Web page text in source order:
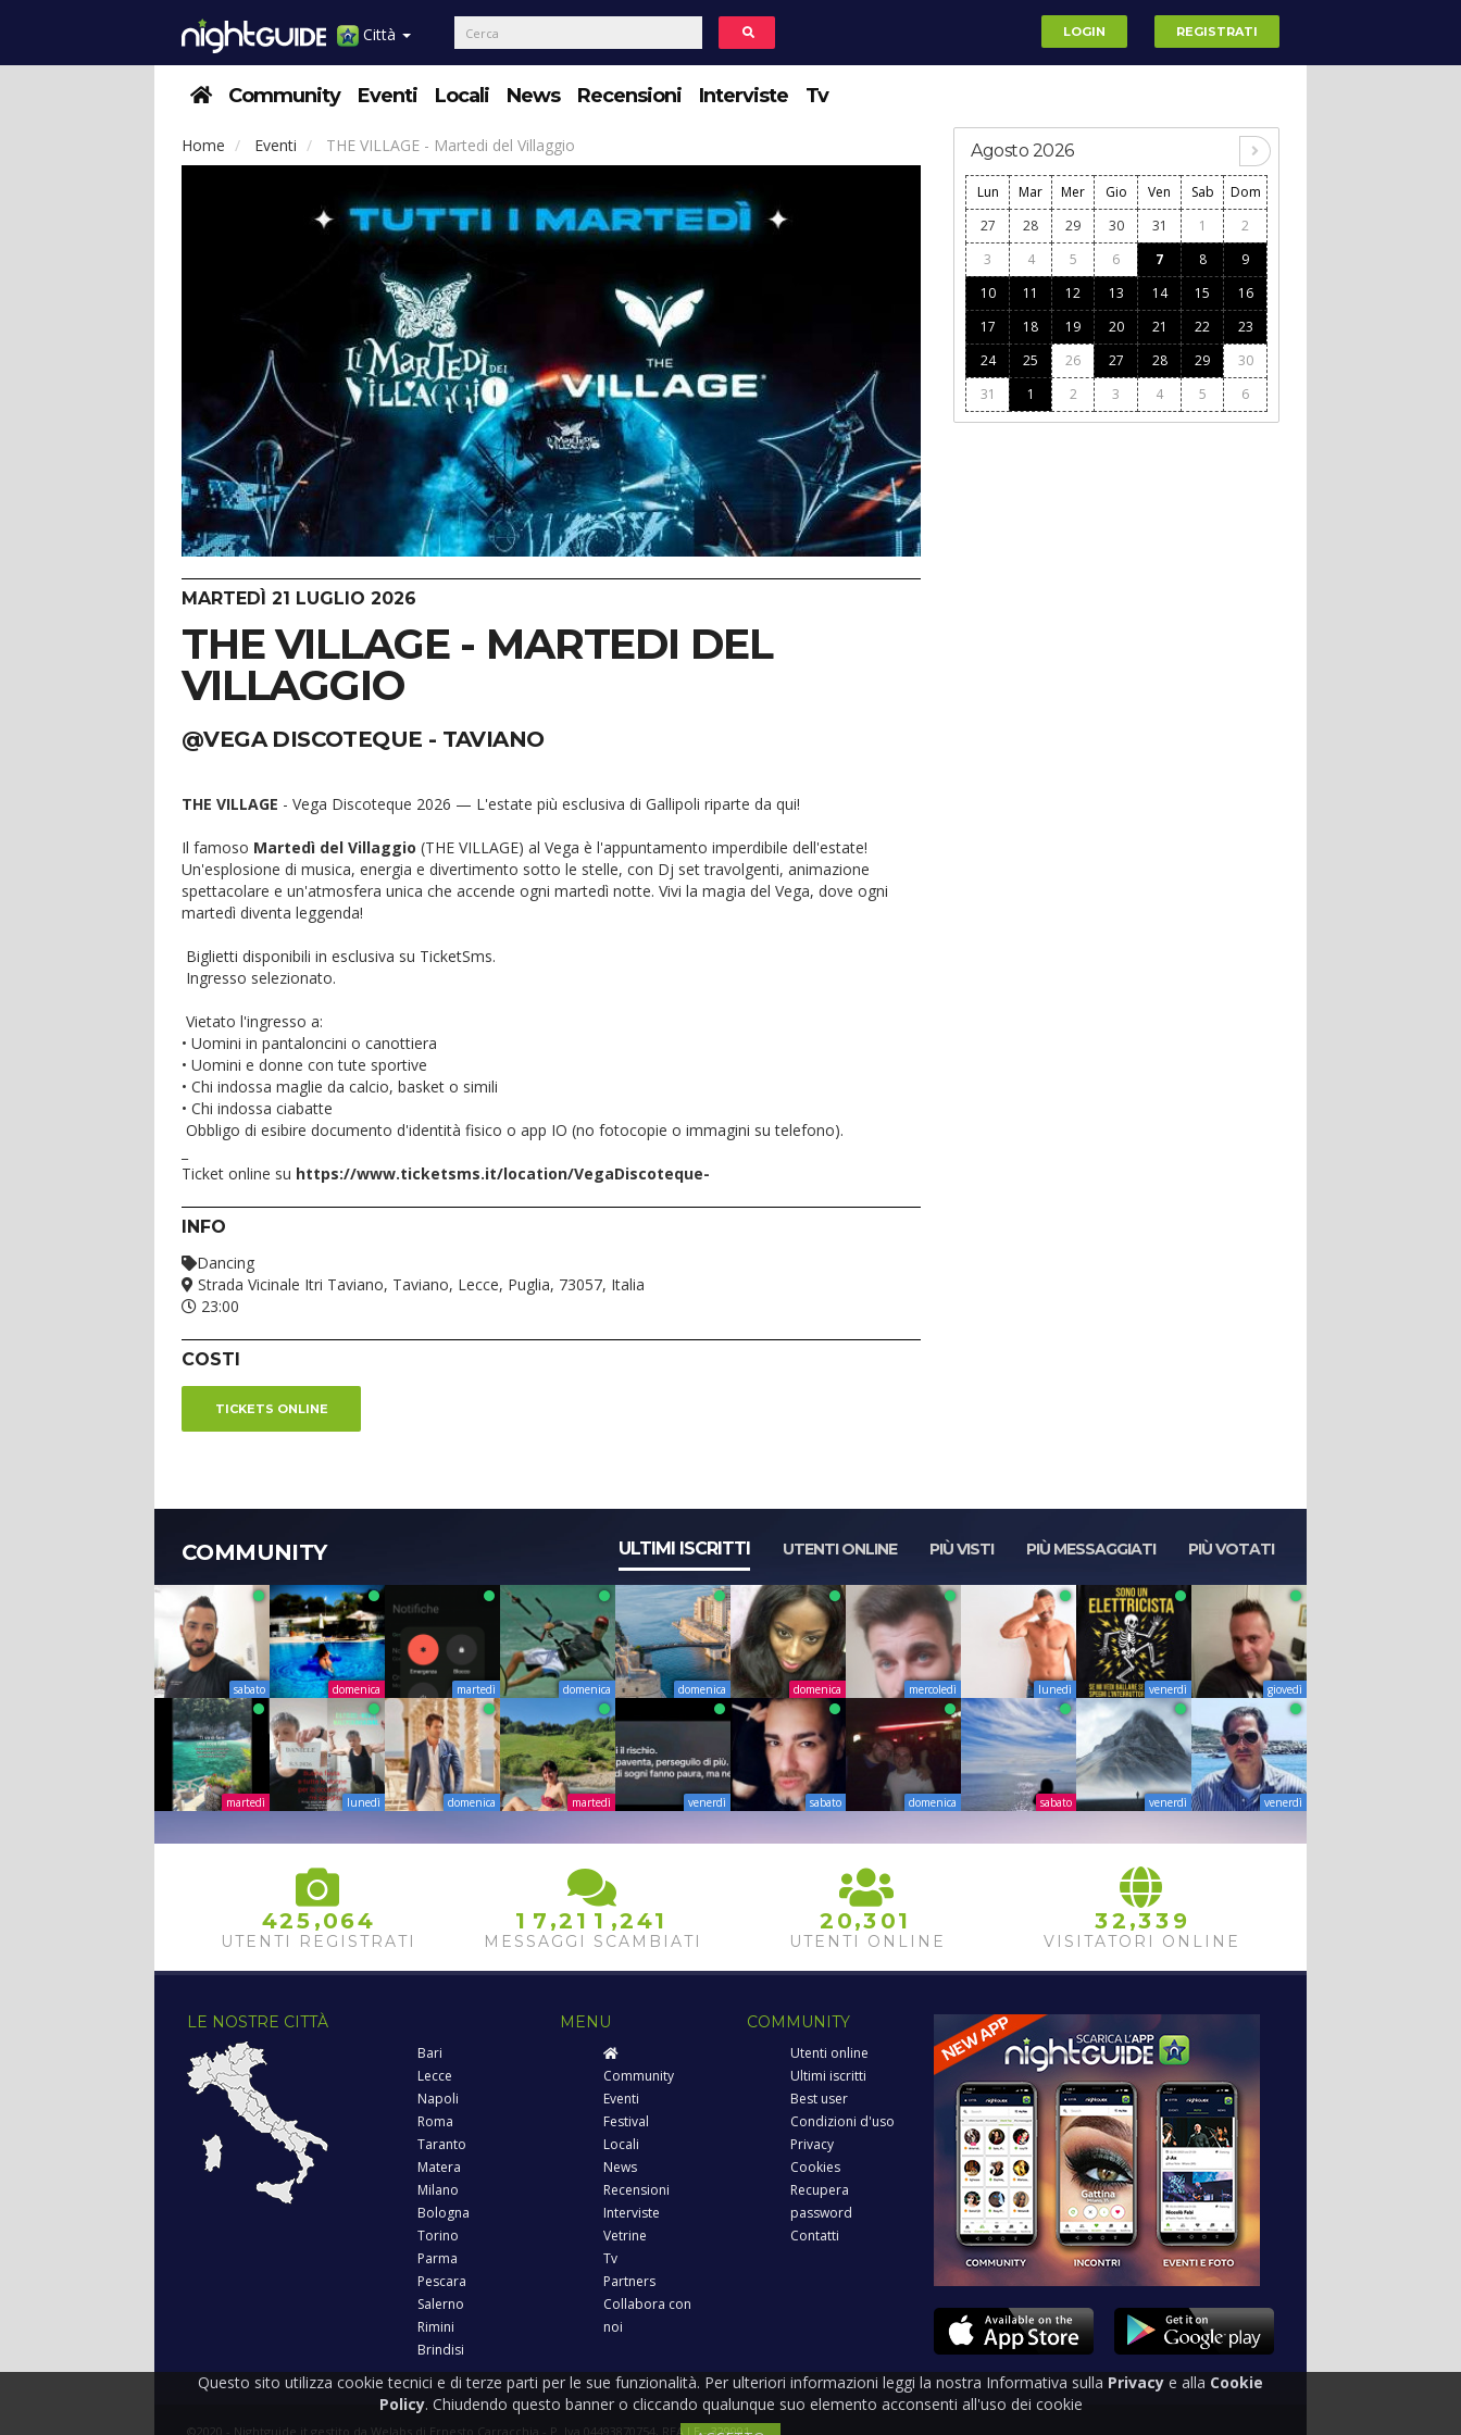
Città LOGIN REGISTRATI
Community Eventi Locali News Recensioni Interviste Tv
Home Eventi THE VILLAGE - Martedi del Villaggio
MARTEDÌ 21 LUGLIO 2026
THE VILLAGE - MARTEDI DEL
VILLAGGIO
@VEGA DISCOTEQUE - TAVIANO
THE VILLAGE - Vega Discoteque 2026 — L'estate più esclusiva di Gallipoli riparte da qui!
Il famoso Martedì del Villaggio (THE VILLAGE) al Vega è l'appuntamento imperdibile dell'estate!
Un'esplosione di musica, energia e divertimento sotto le stelle, con Dj set travolgenti, animazione
spettacolare e un'atmosfera unica che accende ogni martedì notte. Vivi la magia del Vega, dove ogni
martedì diventa leggenda!
Biglietti disponibili in esclusiva su TicketSms.
Ingresso selezionato.
Vietato l'ingresso a:
• Uomini in pantaloncini o canottiera
• Uomini e donne con tute sportive
• Chi indossa maglie da calcio, basket o simili
• ⁠Chi indossa ciabatte
Obbligo di esibire documento d'identità fisico o app IO (no fotocopie o immagini su telefono).
Ticket online su https://www.ticketsms.it/location/VegaDiscoteque-
INFO
Dancing
Strada Vicinale Itri Taviano, Taviano, Lecce, Puglia, 73057, Italia
23:00
COSTI
TICKETS ONLINE
Agosto 2026
Lun Mar Mer Gio Ven Sab
Dom
27
28 29 30 31 1
2
3
4 5 6 7 8
9
10
11 12 13 14 15
16
17
18 19 20 21 22
23
24
25 26 27 28 29
30
31
1 2 3 4 5 6
COMMUNITY ULTIMI ISCRITTI UTENTI ONLINE PIÙ VISTI PIÙ MESSAGGIATI PIÙ VOTATI
sabato domenica martedì domenica domenica domenica mercoledì lunedì venerdì giovedì
martedì lunedì domenica martedì venerdì sabato domenica sabato venerdì venerdì
425 ,064
UTENTI REGISTRATI
1 7 ,2 1 1 ,241
MESSAGGI SCAMBIATI
2 0,3 01
UTENTI ONLINE
32 ,33 9
VISITATORI ONLINE
LE NOSTRE CITTÀ
Bari
Lecce
Napoli
Roma
Taranto
Matera
Milano
Bologna
Torino
Parma
Pescara
Salerno
Rimini
Brindisi
MENU
Community
Eventi
Festival
Locali
News
Recensioni
Interviste
Vetrine
Tv
Partners
Collabora con
noi
COMMUNITY
Utenti online
Ultimi iscritti
Best user
Condizioni d'uso
Privacy
Cookies
Recupera
password
Contatti
©2020 - Nightguide.it gestito da Welabs di Ernesto Carracchia - P. Iva 04493870754, REA LE - 329991
Questo sito utilizza cookie tecnici e di terze parti per le sue funzionalità. Per ulteriori informazioni leggi la nostra Informativa sulla Privacy e alla Cookie
Policy. Chiudendo questo banner o cliccando qualunque suo elemento acconsenti all'uso dei cookie